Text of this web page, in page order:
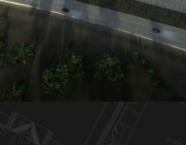
Centro de convenciones